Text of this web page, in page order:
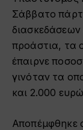
Σάββατο
προάστια, τα
έπαιρνε
γινόταν τα
και 2.000
Αποπέμφθηκε